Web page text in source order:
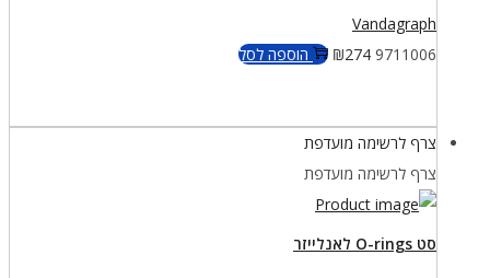
Vandagraph
9711006
₪274 הוספה לסל
צרף לרשימה מועדפת
צרף לרשימה מועדפת
סט O-rings לאנלייזר